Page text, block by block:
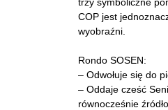
COP jest
wyobraźni.
Rondo SOSEN:
– Odwołuje się do
– Oddaje cześć
równocześnie źródło